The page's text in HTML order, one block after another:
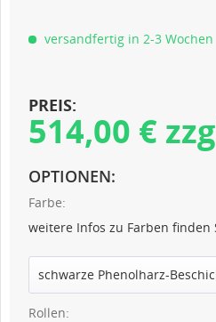
versandfertig in 2-3 Wochen
PREIS:
514,00 €
OPTIONEN:
Farbe:
weitere Infos zu Farben finden
Rollen: